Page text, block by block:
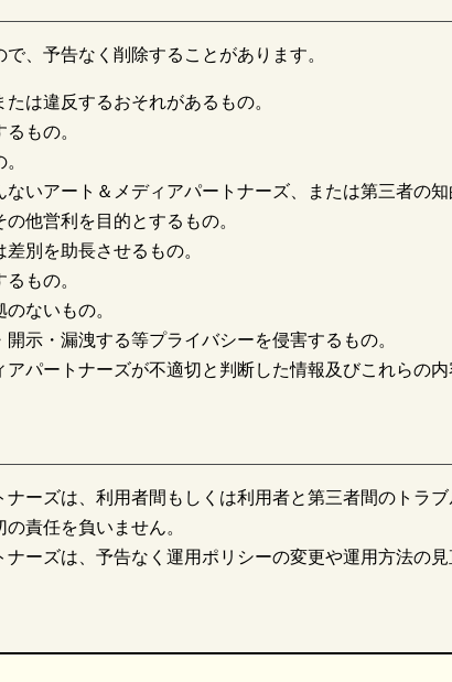
、予告なく削除することがあります。
は違反するおそれがあるもの。
もの。
ないアート＆メディアパートナーズ、または第三者の知
他営利を目的とするもの。
別を助長させるもの。
もの。
ないもの。
示・漏洩する等プライバシーを侵害するもの。
アパートナーズが不適切と判断した情報及びこれらの
ナーズは、利用者間もしくは利用者と第三者間のトラ
責任を負いません。
ナーズは、予告なく運用ポリシーの変更や運用方法の